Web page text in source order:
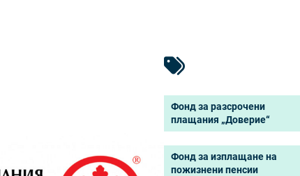
Фонд за разсрочени
плащания „Доверие“
Фонд за изплащане на
пожизнени пенсии